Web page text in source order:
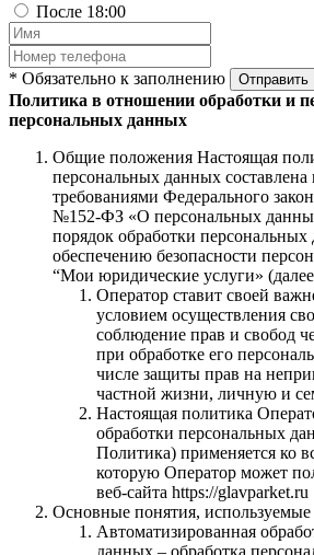
После 18:00
* Обязательно к заполнению Отправить
Политика в отношении обработки и
персональных данных
Общие положения Настоящая
персональных данных составлена
требованиями Федерального
№152-ФЗ «О персональных
порядок обработки
обеспечению безопасности
“Мои юридические услуги»
Оператор ставит своей
условием осуществления
соблюдение прав и свобод
при обработке его
числе защиты прав на
частной жизни, личную и
Настоящая политика
обработки персональных
Политика) применяется ко
которую Оператор может
веб-сайта https://glavparket.ru
Основные понятия,
Автоматизированная
данных – обработка